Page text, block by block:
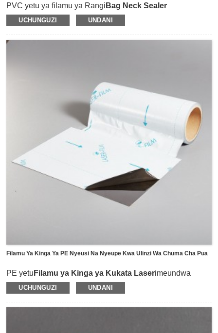
PVC yetu ya filamu ya Rangi Bag Neck Sealer
Tapeimeundwa mahususi kwa ajili ya kuziba, kuunganisha
na kuunganisha mifuko ya aina nyingi katika soko kuu,
peremende na maduka ya maua, n.k.
polar na usio wa polar.Utepe wetu wa kuziba mifuko ni wa
kudumu na unastahimili unyevu na pia ni rahisi kutumia
kwa kiganja cha kuziba begi ili kushikilia kwa uthabiti
mifuko ya aina nyingi ili kuzuia vitu vilivyo ndani ya mifuko
ya aina nyingi zisilowe na kuoza.Mkanda wetu wa kuziba
mifuko ya PVC unaweza kuziba polyethilini na mifuko
mingine ya filamu kama vile vifungashio, ufungaji wa
bidhaa za mkate, kuziba mboga, pipi au mifuko ya sehemu
za viwandani, n.k.Kwa sifa ya rangi na inayoweza
kuchapishwa, mkanda wetu wa kuziba mikoba ya PVC
unaweza pia kutumika kutia alama na kuweka usimbaji
rangi.
UCHUNGUZI UNDANI
Filamu Ya Kinga Ya PE Nyeusi Na Nyeupe Kwa Ulinzi Wa Chuma Cha Pua
PE yetu Filamu ya Kinga ya Kukata Laserimeundwa
mahususi kulinda uso wa chuma cha pua dhidi ya
kuchanwa na kuharibiwa wakati wa kutengeneza leza ya
filamu ya mazingira ya poliethilini kama kibebaji na
UCHUNGUZI UNDANI